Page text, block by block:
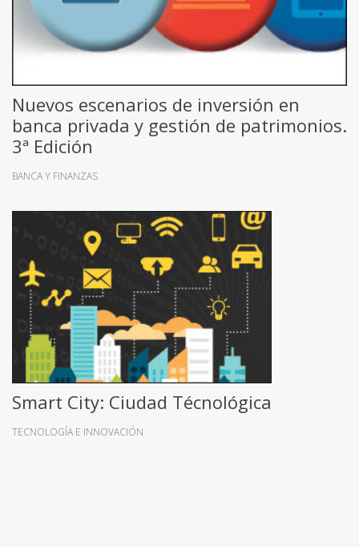
Nuevos escenarios de inversión en
banca privada y gestión de patrimonios.
3ª Edición
BANCA Y FINANZAS
Smart City: Ciudad Técnológica
TECNOLOGÍA E INNOVACIÓN